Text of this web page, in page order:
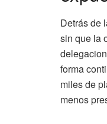
Detrás de
sin que la
forma
miles de
menos